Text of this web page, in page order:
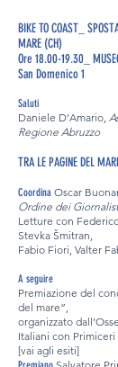
BIKE TO COAST_
MARE (CH)
Ore 18.00-19.30_
San Domenico 1
Saluti
Daniele D’Amario,
Regione Abruzzo
TRA LE PAGINE DEL
Coordina Oscar
Ordine dei
Letture con
Stevka Šmitran,
Fabio Fiori, Valter
A seguire
Premiazione del
del mare”,
organizzato
Italiani con Primiceri
[vai agli esiti]